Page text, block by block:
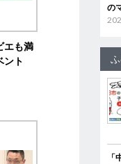
エも満
ト
の